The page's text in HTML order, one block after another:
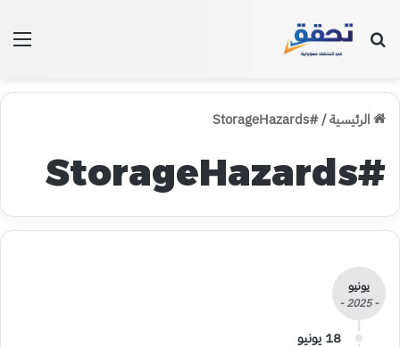
بحث عن
الرئيسية/
#StorageHazards
#StorageHazards
يونيو
- 2025 -
18 يونيو